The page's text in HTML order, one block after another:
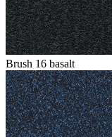
Brush 16 basalt